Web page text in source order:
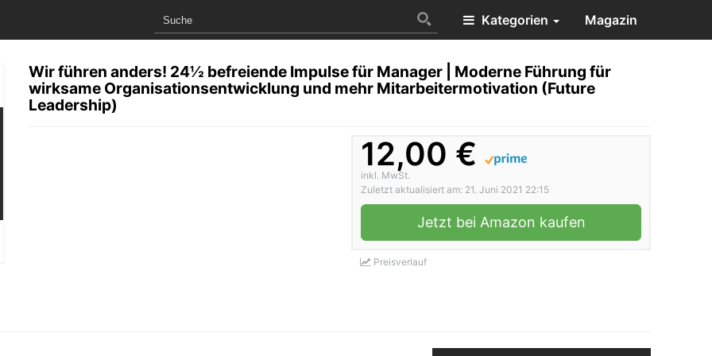
Kategorien Magazin
Wir führen anders! 24½ befreiende Impulse für Manager | Moderne Führung für
wirksame Organisationsentwicklung und mehr Mitarbeitermotivation (Future
Leadership)
12,00 €
inkl. MwSt.
Zuletzt aktualisiert am: 21. Juni 2021 22:15
Jetzt bei Amazon kaufen
Preisverlauf